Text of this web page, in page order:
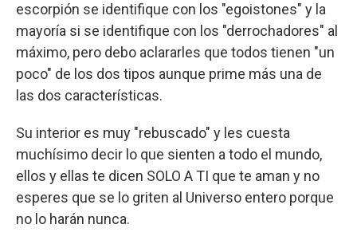
escorpión se identifique con los "egoistones" y la
mayoría si se identifique con los "derrochadores" al
máximo, pero debo aclararles que todos tienen "un
poco" de los dos tipos aunque prime más una de
las dos características.
Su interior es muy "rebuscado" y les cuesta
muchísimo decir lo que sienten a todo el mundo,
ellos y ellas te dicen SOLO A TI que te aman y no
esperes que se lo griten al Universo entero porque
no lo harán nunca.